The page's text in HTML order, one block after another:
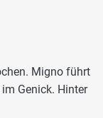
Migno führt
Genick. Hinter